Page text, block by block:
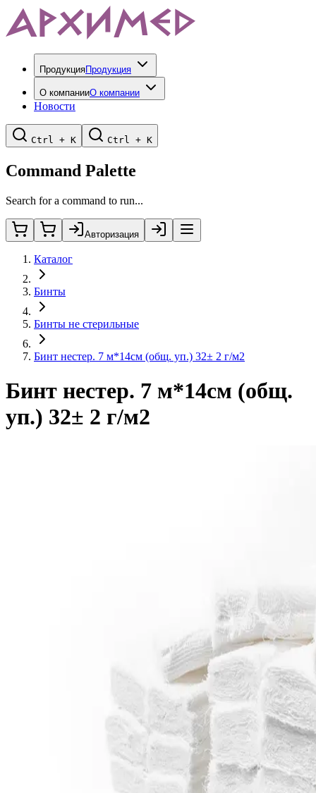
ПродукцияПродукция
О компанииО компании
Новости
Ctrl + K Ctrl + K
Command Palette
Search for a command to run...
Авторизация
Каталог
Бинты
Бинты не стерильные
Бинт нестер. 7 м*14см (общ. уп.) 32± 2 г/м2
Бинт нестер. 7 м*14см (общ.
уп.) 32± 2 г/м2